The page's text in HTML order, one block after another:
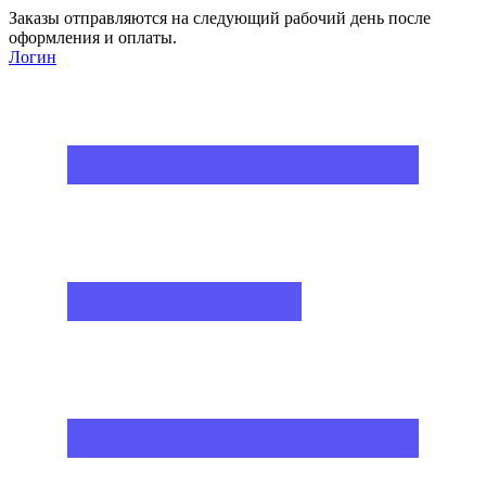
Заказы отправляются на следующий рабочий день после
оформления и оплаты.
Логин